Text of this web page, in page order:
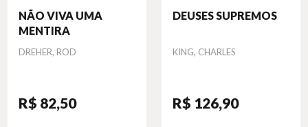
NÃO VIVA UMA
MENTIRA
Autor
DREHER, ROD
R$ 82,50
DEUSES SUPREMOS
Autor
KING, CHARLES
R$ 126,90